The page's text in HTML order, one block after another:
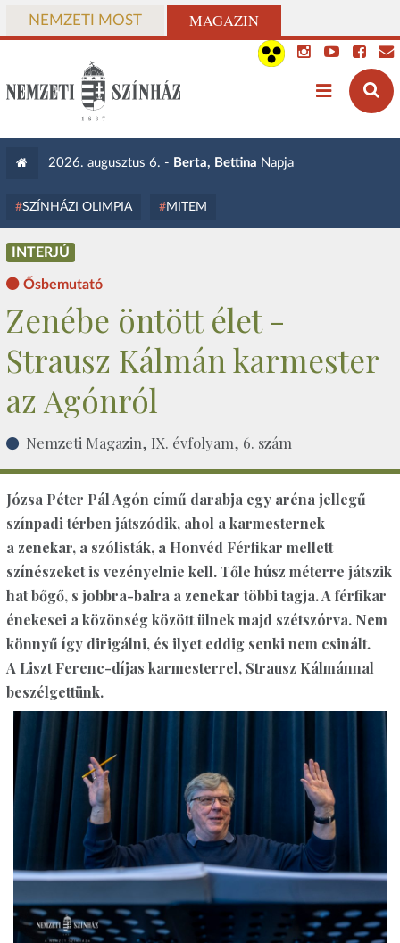
NEMZETI MOST MAGAZIN
2026. augusztus 6. - Berta, Bettina Napja
SZÍNHÁZI OLIMPIA MITEM
INTERJÚ
Ősbemutató
Zenébe öntött élet -
Strausz Kálmán karmester
az Agónról
Nemzeti Magazin, IX. évfolyam, 6. szám
Józsa Péter Pál Agón című darabja egy aréna jellegű
színpadi térben játszódik, ahol a karmesternek
a zenekar, a szólisták, a Honvéd Férfikar mellett
színészeket is vezényelnie kell. Tőle húsz méterre játszik
hat bőgő, s jobbra-balra a zenekar többi tagja. A férfikar
énekesei a közönség között ülnek majd szétszórva. Nem
könnyű így dirigálni, és ilyet eddig senki nem csinált.
A Liszt Ferenc-díjas karmesterrel, Strausz Kálmánnal
beszélgettünk.